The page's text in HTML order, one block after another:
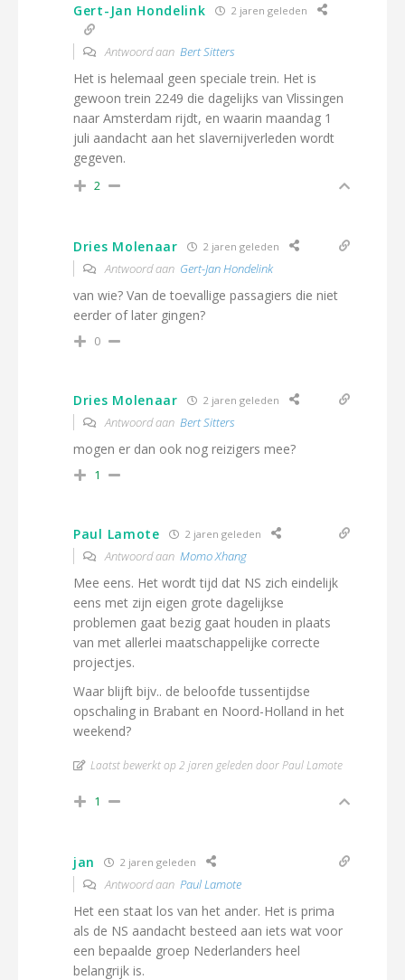
Gert-Jan Hondelink 2 jaren geleden
Antwoord aan Bert Sitters
Het is helemaal geen speciale trein. Het is
gewoon trein 2249 die dagelijks van Vlissingen
naar Amsterdam rijdt, en waarin maandag 1
juli aandacht aan het slavernijverleden wordt
gegeven.
2
Dries Molenaar 2 jaren geleden
Antwoord aan Gert-Jan Hondelink
van wie? Van de toevallige passagiers die niet
eerder of later gingen?
0
Dries Molenaar 2 jaren geleden
Antwoord aan Bert Sitters
mogen er dan ook nog reizigers mee?
1
Paul Lamote 2 jaren geleden
Antwoord aan Momo Xhang
Mee eens. Het wordt tijd dat NS zich eindelijk
eens met zijn eigen grote dagelijkse
problemen gaat bezig gaat houden in plaats
van met allerlei maatschappelijke correcte
projectjes.
Waar blijft bijv.. de beloofde tussentijdse
opschaling in Brabant en Noord-Holland in het
weekend?
Laatst bewerkt op 2 jaren geleden door Paul Lamote
1
jan 2 jaren geleden
Antwoord aan Paul Lamote
Het een staat los van het ander. Het is prima
als de NS aandacht besteed aan iets wat voor
een bepaalde groep Nederlanders heel
belangrijk is.